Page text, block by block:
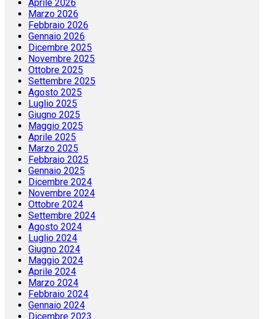
Aprile 2026
Marzo 2026
Febbraio 2026
Gennaio 2026
Dicembre 2025
Novembre 2025
Ottobre 2025
Settembre 2025
Agosto 2025
Luglio 2025
Giugno 2025
Maggio 2025
Aprile 2025
Marzo 2025
Febbraio 2025
Gennaio 2025
Dicembre 2024
Novembre 2024
Ottobre 2024
Settembre 2024
Agosto 2024
Luglio 2024
Giugno 2024
Maggio 2024
Aprile 2024
Marzo 2024
Febbraio 2024
Gennaio 2024
Dicembre 2023